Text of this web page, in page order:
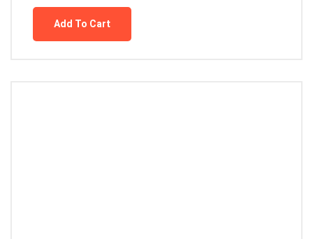
Add To Cart